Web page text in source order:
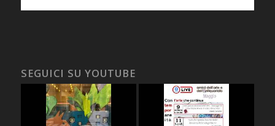
SEGUICI SU YOUTUBE